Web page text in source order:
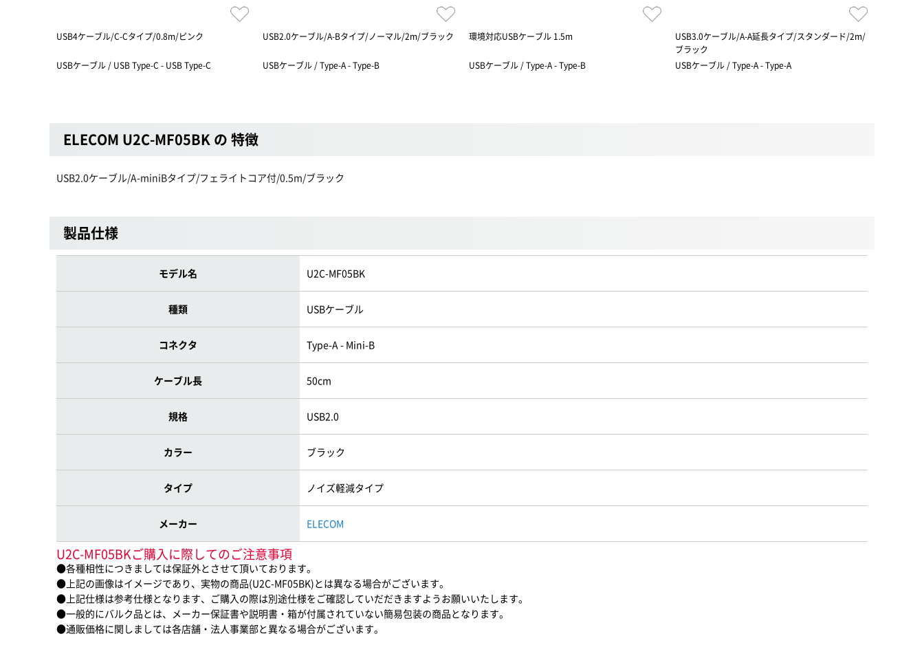
USB4ケーブル/C-Cタイプ/0.8m/ピンク
USBケーブル / USB Type-C - USB Type-C
USB2.0ケーブル/A-Bタイプ/ノーマル/2m/ブラック
USBケーブル / Type-A - Type-B
環境対応USBケーブル 1.5m
USBケーブル / Type-A - Type-B
USB3.0ケーブル/A-A延長タイプ/スタンダード/2m/
ブラック
USBケーブル / Type-A - Type-A
ELECOM U2C-MF05BK の 特徴
USB2.0ケーブル/A-miniBタイプ/フェライトコア付/0.5m/ブラック
製品仕様
モデル名 U2C-MF05BK
種類 USBケーブル
コネクタ Type-A - Mini-B
ケーブル長 50cm
規格 USB2.0
カラー ブラック
タイプ ノイズ軽減タイプ
メーカー ELECOM
U2C-MF05BKご購入に際してのご注意事項
●各種相性につきましては保証外とさせて頂いております。
●上記の画像はイメージであり、実物の商品(U2C-MF05BK)とは異なる場合がございます。
●上記仕様は参考仕様となります、ご購入の際は別途仕様をご確認していだだきますようお願いいたします。
●一般的にバルク品とは、メーカー保証書や説明書・箱が付属されていない簡易包装の商品となります。
●通販価格に関しましては各店舗・法人事業部と異なる場合がございます。